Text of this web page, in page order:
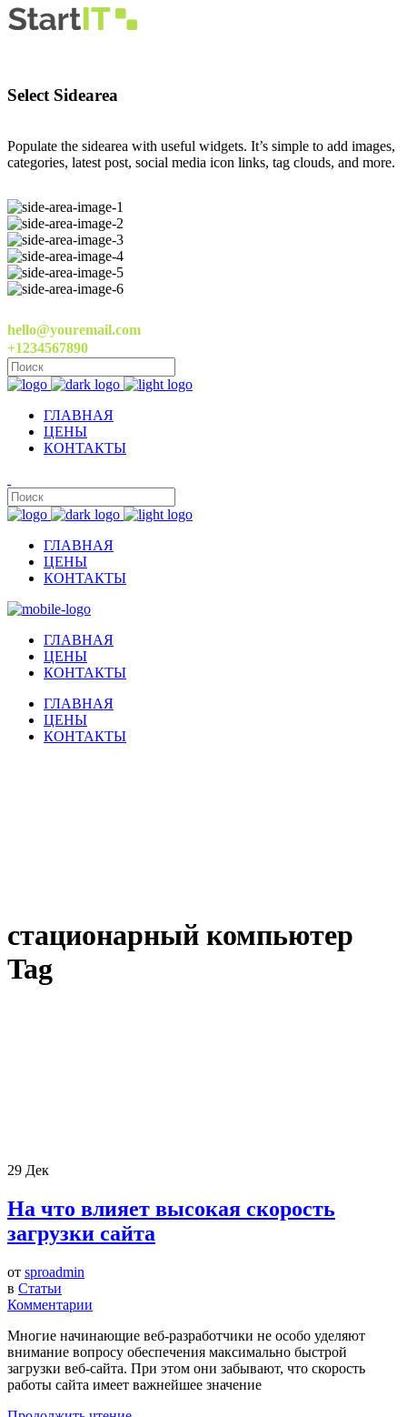
Select Sidearea
Populate the sidearea with useful widgets. It’s simple to add images,
categories, latest post, social media icon links, tag clouds, and more.
hello@youremail.com
+1234567890
ГЛАВНАЯ
ЦЕНЫ
КОНТАКТЫ
ГЛАВНАЯ
ЦЕНЫ
КОНТАКТЫ
ГЛАВНАЯ
ЦЕНЫ
КОНТАКТЫ
ГЛАВНАЯ
ЦЕНЫ
КОНТАКТЫ
стационарный компьютер
Tag
29 Дек
На что влияет высокая скорость
загрузки сайта
от sproadmin
в Статьи
Комментарии
Многие начинающие веб-разработчики не особо уделяют
внимание вопросу обеспечения максимально быстрой
загрузки веб-сайта. При этом они забывают, что скорость
работы сайта имеет важнейшее значение